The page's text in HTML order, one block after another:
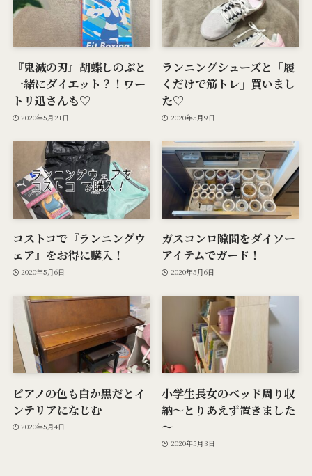
『鬼滅の刃』胡蝶しのぶと
一緒にダイエット？！ワー
トリ迅さんも♡
2020年5月21日
ランニングシューズと「履
くだけで筋トレ」買いまし
た♡
2020年5月9日
コストコで『ランニングウ
ェア』をお得に購入！
2020年5月6日
ガスコンロ隙間をダイソー
アイテムでガード！
2020年5月6日
ピアノの色も白か黒だとイ
ンテリアになじむ
2020年5月4日
小学生長女のベッド周り収
納～とりあえず置きました
～
2020年5月3日